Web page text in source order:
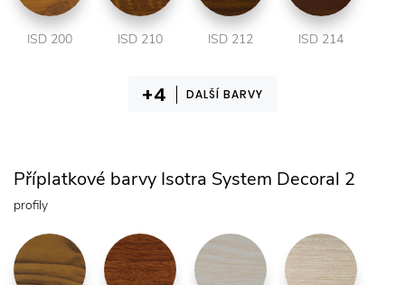
ISD 200 ISD 210 ISD 212 ISD 214
DALŠÍ BARVY
Příplatkové barvy Isotra System Decoral 2
profily